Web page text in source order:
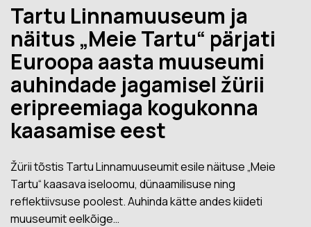
Tartu Linnamuuseum ja
näitus „Meie Tartu“ pärjati
Euroopa aasta muuseumi
auhindade jagamisel žürii
eripreemiaga kogukonna
kaasamise eest
Žürii tõstis Tartu Linnamuuseumit esile näituse „Meie
Tartu“ kaasava iseloomu, dünaamilisuse ning
reflektiivsuse poolest. Auhinda kätte andes kiideti
muuseumit eelkõige…